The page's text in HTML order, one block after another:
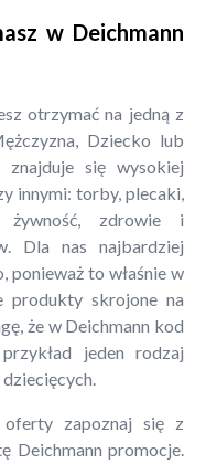
w Deichmann
otrzymać na jedną z
Dziecko lub
się wysokiej
innymi: torby, plecaki,
żywność, zdrowie i
Dla nas najbardziej
ponieważ to właśnie w
produkty skrojone na
że w Deichmann kod
jeden rodzaj
zapoznaj się z
Deichmann promocje.